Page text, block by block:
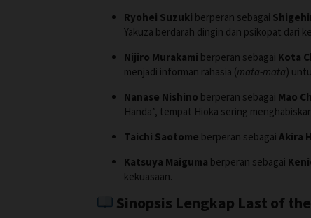
Ryohei Suzuki berperan sebagai
Yakuza berdarah dingin dan psikopat dari
Nijiro Murakami berperan sebagai Kota
menjadi informan rahasia (mata-mata)
Nanase Nishino berperan sebagai Mao
Handa”, tempat Hioka sering
Taichi Saotome berperan sebagai Akira
Katsuya Maiguma berperan sebagai
kekuasaan.
Sinopsis Lengkap Last of